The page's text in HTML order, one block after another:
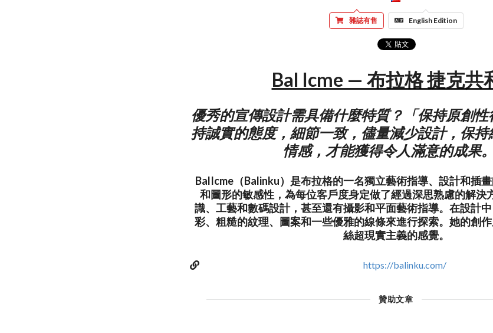
雜誌有售 English Edition
Bal Icme — 布拉格 捷克共
優秀的宣傳設計需具備什麼特質？「保持原創
持誠實的態度，細節一致，儘量減少設計，保
情感，才能獲得令人滿意的成果
BalIcme（Balinku）是布拉格的一名獨立藝術指導、設計和插
和圖形的敏感性，為每位客戶度身定做了經過深思熟慮的解決
識、工藝和數碼設計，甚至還有攝影和平面藝術指導。在設計
彩、粗糙的紋理、圖案和一些優雅的線條來進行探索。她的創
絲超現實主義的感覺。
https://balinku.com/
贊助文章